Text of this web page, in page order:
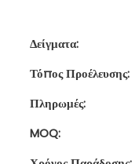
Δείγματα:
Τόπος Προέλευσης:
Πληρωμές:
MOQ: